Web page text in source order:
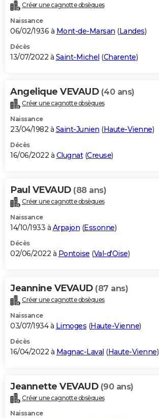
Créer une cagnotte obsèques
Naissance
06/02/1936 à Mont-de-Marsan (Landes)
Décès
13/07/2022 à Saint-Michel (Charente)
Angelique VEVAUD (40 ans)
Créer une cagnotte obsèques
Naissance
23/04/1982 à Saint-Junien (Haute-Vienne)
Décès
16/06/2022 à Clugnat(Creuse)
Paul VEVAUD (88 ans)
Créer une cagnotte obsèques
Naissance
14/10/1933 à Arpajon (Essonne)
Décès
02/06/2022 à Pontoise (Val-d'Oise)
Jeannine VEVAUD (87 ans)
Créer une cagnotte obsèques
Naissance
03/07/1934 à Limoges (Haute-Vienne)
Décès
16/04/2022 à Magnac-Laval (Haute-Vienne)
Jeannette VEVAUD (90 ans)
Créer une cagnotte obsèques
Naissance